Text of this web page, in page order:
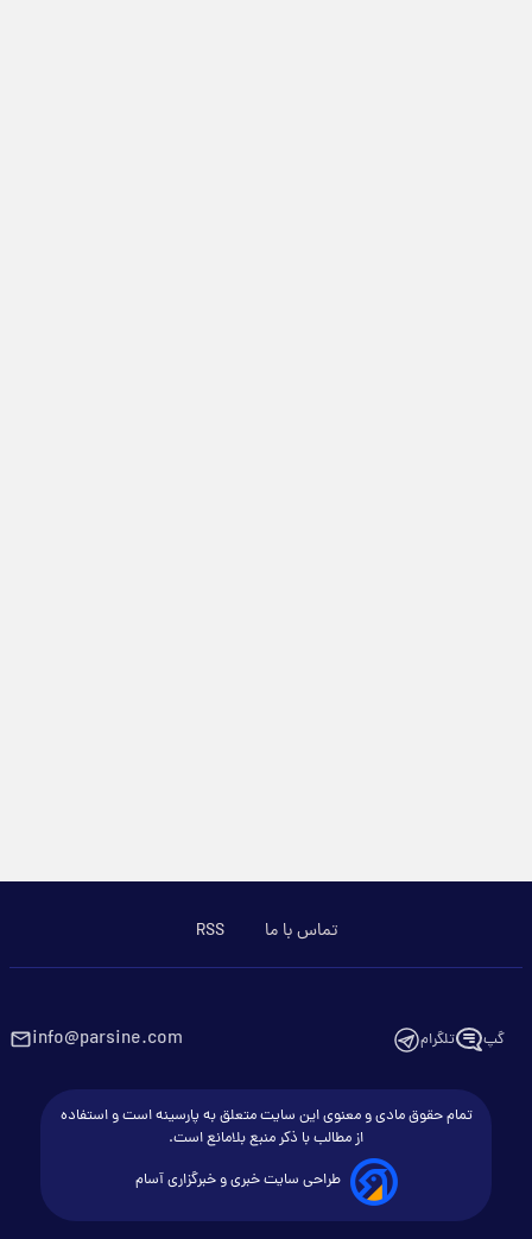
تماس با ما RSS
گپ تلگرام info@parsine.com
تمام حقوق مادی و معنوی این سایت متعلق به پارسینه است و استفاده
از مطالب با ذکر منبع بلامانع است.
طراحی سایت خبری و خبرگزاری آسام